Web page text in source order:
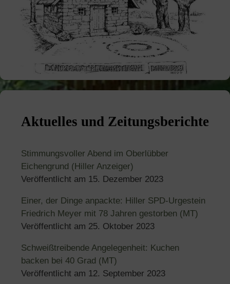
Aktuelles und Zeitungsberichte
Stimmungsvoller Abend im Oberlübber
Eichengrund (Hiller Anzeiger)
Veröffentlicht am 15. Dezember 2023
Einer, der Dinge anpackte: Hiller SPD-Urgestein
Friedrich Meyer mit 78 Jahren gestorben (MT)
Veröffentlicht am 25. Oktober 2023
Schweißtreibende Angelegenheit: Kuchen
backen bei 40 Grad (MT)
Veröffentlicht am 12. September 2023